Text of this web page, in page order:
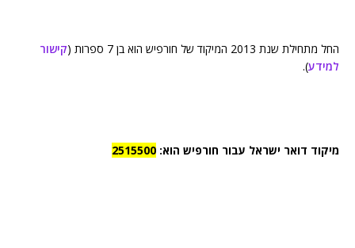
החל מתחילת שנת 2013 המיקוד של חורפיש הוא בן 7 ספרות (
קישור
למידע).
מיקוד דואר ישראל עבור חורפיש הוא: 2515500